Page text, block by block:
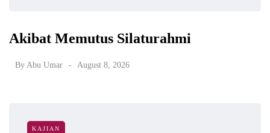
Akibat Memutus Silaturahmi
By Abu Umar August 8, 2026
KAJIAN